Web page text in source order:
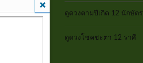
ดูดวงตามปีเกิด 12 นักษัตร
ดูดวงโชคชะตา 12 ราศี